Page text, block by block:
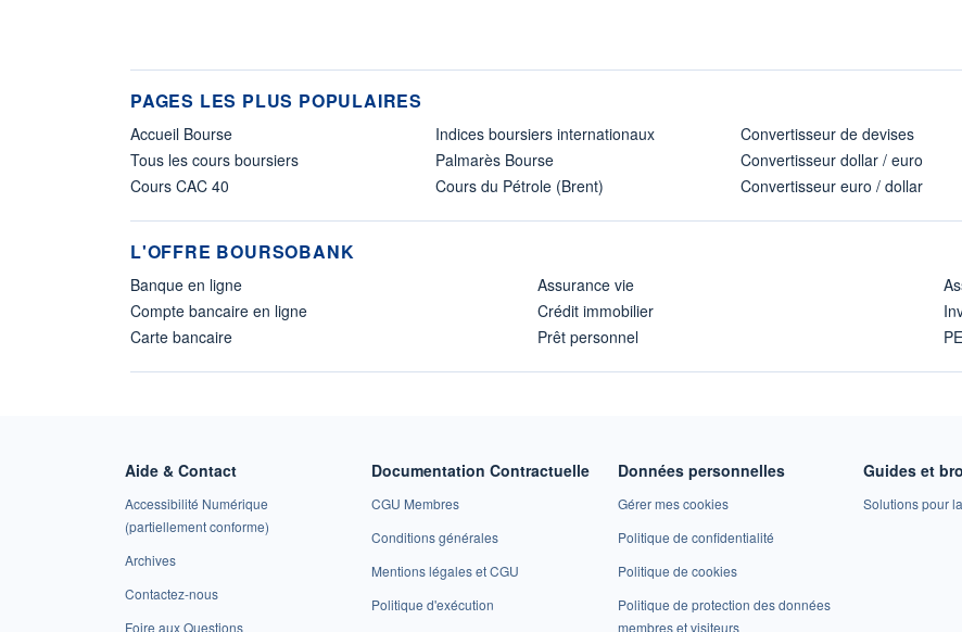
PAGES LES PLUS POPULAIRES
Accueil Bourse
Tous les cours boursiers
Cours CAC 40
Indices boursiers internationaux
Palmarès Bourse
Cours du Pétrole (Brent)
Convertisseur de devises
Convertisseur dollar / euro
Convertisseur euro / dollar
L'OFFRE BOURSOBANK
Banque en ligne
Compte bancaire en ligne
Carte bancaire
Assurance vie
Crédit immobilier
Prêt personnel
Aide & Contact
Accessibilité Numérique
(partiellement conforme)
Archives
Contactez-nous
Foire aux Questions
Documentation Contractuelle
CGU Membres
Conditions générales
Mentions légales et CGU
Politique d'exécution
Données personnelles
Gérer mes cookies
Politique de confidentialité
Politique de cookies
Politique de protection des données
membres et visiteurs
Guides et
Solutions pour